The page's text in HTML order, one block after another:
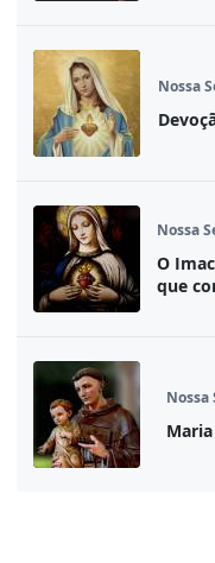
Nossa
Nossa
O
que
Nossa